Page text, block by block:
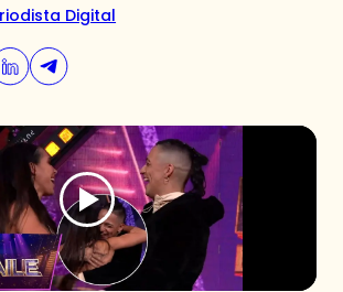
Digital